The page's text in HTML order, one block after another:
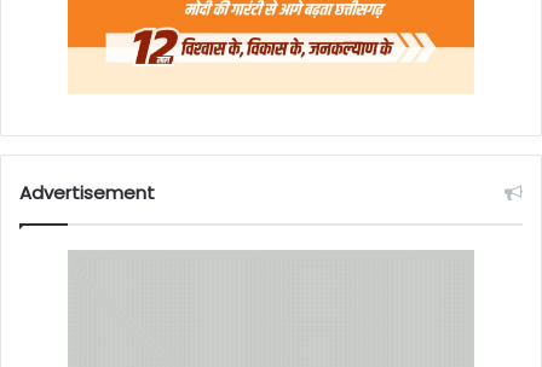
Advertisement